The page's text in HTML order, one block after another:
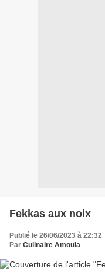
Fekkas aux noix
Publié le 26/06/2023 à 22:32
Par Culinaire Amoula